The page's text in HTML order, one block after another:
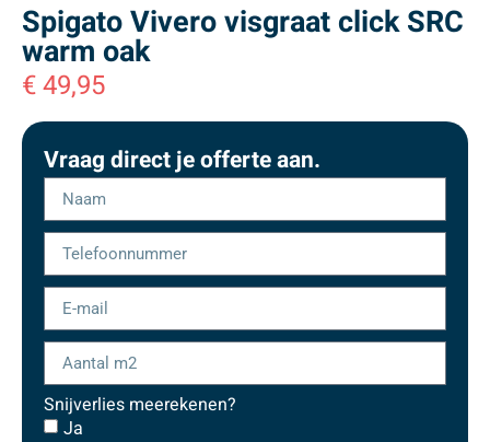
Spigato Vivero visgraat click SRC
warm oak
€49,95
Vraag direct je offerte aan.
Snijverlies meerekenen?
Ja